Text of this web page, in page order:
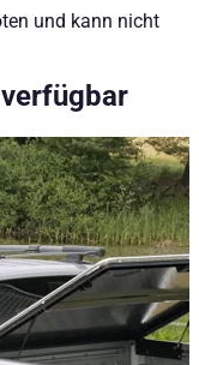
und kann nicht